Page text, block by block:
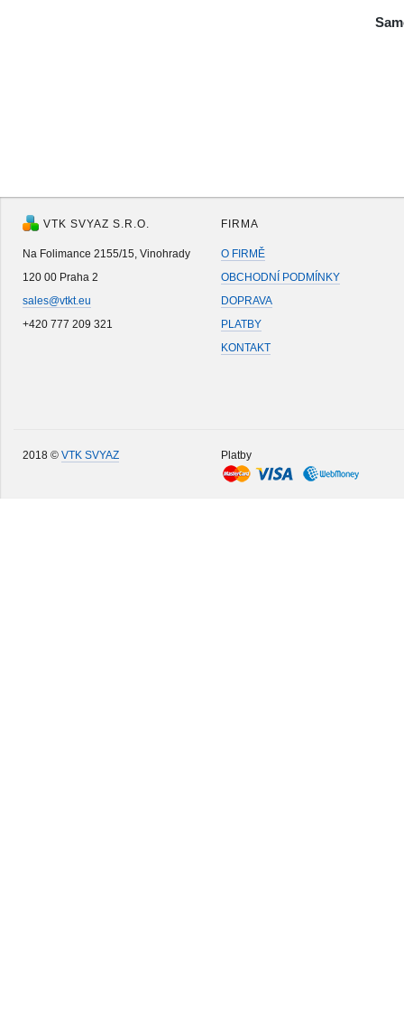
VTK SVYAZ S.R.O.
Na Folimance 2155/15, Vinohrady
120 00 Praha 2
sales@vtkt.eu
+420 777 209 321
FIRMA
O FIRMĚ
OBCHODNÍ PODMÍNKY
DOPRAVA
PLATBY
KONTAKT
2018 © VTK SVYAZ Platby